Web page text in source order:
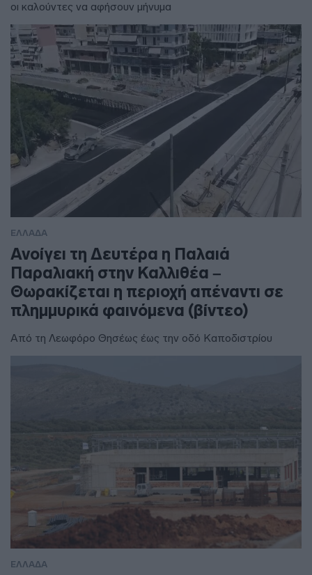
οι καλούντες να αφήσουν μήνυμα
ΕΛΛΑΔΑ
Ανοίγει τη Δευτέρα η Παλαιά
Παραλιακή στην Καλλιθέα –
Θωρακίζεται η περιοχή απέναντι σε
πλημμυρικά φαινόμενα (βίντεο)
Από τη Λεωφόρο Θησέως έως την οδό Καποδιστρίου
ΕΛΛΑΔΑ